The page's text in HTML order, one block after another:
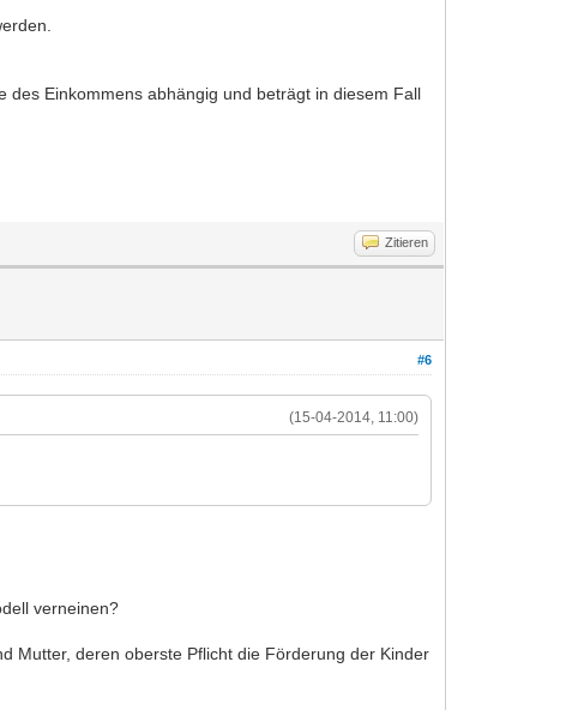
Einkommens abhängig und beträgt in diesem Fall
Zitieren
#6
(15-04-2014, 11:00)
verneinen?
Mutter, deren oberste Pflicht die Förderung der Kinder